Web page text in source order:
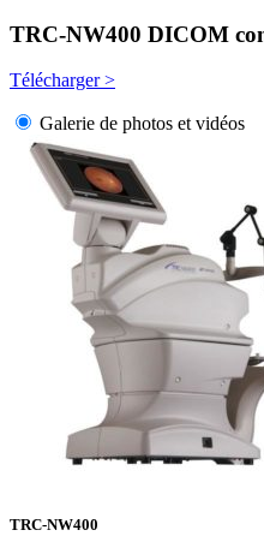
TRC-NW400 DICOM
Télécharger >
Galerie de photos et vidéos
TRC-NW400